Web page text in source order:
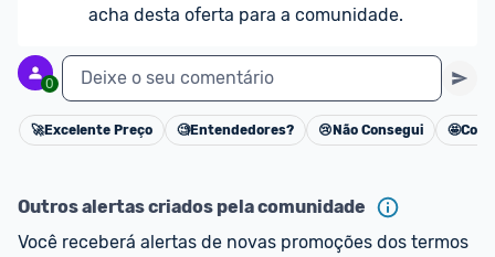
acha desta oferta para a comunidade.
0 Deixe o seu comentário
Cancelar
🚀Excelente Preço 🧐Entendedores? 😢 Não Consegui 🤩
Outros alertas criados pela comunidade
Você receberá alertas de novas promoções dos termos